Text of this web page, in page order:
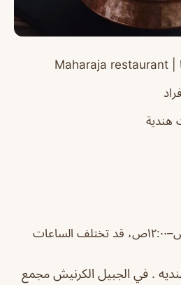
|
Maharaja restaurant
هندية
. في الجبيل الكرنيش مجمع